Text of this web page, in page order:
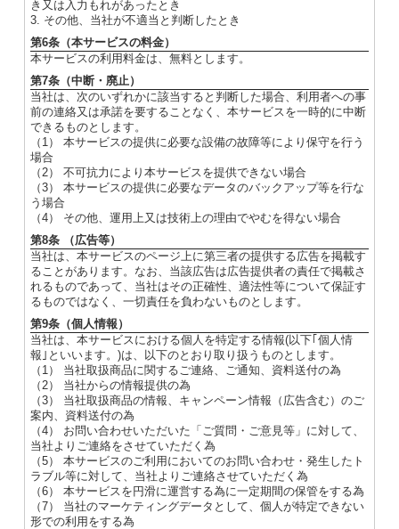
き又は入力もれがあったとき
3. その他、当社が不適当と判断したとき
第6条（本サービスの料金）
本サービスの利用料金は、無料とします。
第7条（中断・廃止）
当社は、次のいずれかに該当すると判断した場合、利用者への事
前の連絡又は承諾を要することなく、本サービスを一時的に中断
できるものとします。
（1） 本サービスの提供に必要な設備の故障等により保守を行う
場合
（2） 不可抗力により本サービスを提供できない場合
（3） 本サービスの提供に必要なデータのバックアップ等を行な
う場合
（4） その他、運用上又は技術上の理由でやむを得ない場合
第8条 （広告等）
当社は、本サービスのページ上に第三者の提供する広告を掲載す
ることがあります。なお、当該広告は広告提供者の責任で掲載さ
れるものであって、当社はその正確性、適法性等について保証す
るものではなく、一切責任を負わないものとします。
第9条（個人情報）
当社は、本サービスにおける個人を特定する情報(以下｢個人情
報｣といいます。)は、以下のとおり取り扱うものとします。
（1） 当社取扱商品に関するご連絡、ご通知、資料送付の為
（2） 当社からの情報提供の為
（3） 当社取扱商品の情報、キャンペーン情報（広告含む）のご
案内、資料送付の為
（4） お問い合わせいただいた「ご質問・ご意見等」に対して、
当社よりご連絡をさせていただく為
（5） 本サービスのご利用においてのお問い合わせ・発生したト
ラブル等に対して、当社よりご連絡させていただく為
（6） 本サービスを円滑に運営する為に一定期間の保管をする為
（7） 当社のマーケティングデータとして、個人が特定できない
形での利用をする為